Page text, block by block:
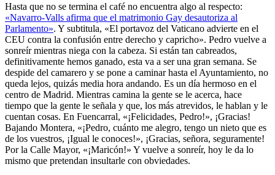
Hasta que no se termina el café no encuentra algo al respecto:
«Navarro-Valls afirma que el matrimonio Gay desautoriza al
Parlamento». Y subtitula, «El portavoz del Vaticano advierte en el
CEU contra la confusión entre derecho y capricho». Pedro vuelve a
sonreír mientras niega con la cabeza. Si están tan cabreados,
definitivamente hemos ganado, esta va a ser una gran semana. Se
despide del camarero y se pone a caminar hasta el Ayuntamiento, no
queda lejos, quizás media hora andando. Es un día hermoso en el
centro de Madrid. Mientras camina la gente se le acerca, hace
tiempo que la gente le señala y que, los más atrevidos, le hablan y le
cuentan cosas. En Fuencarral, «¡Felicidades, Pedro!», ¡Gracias!
Bajando Montera, «¡Pedro, cuánto me alegro, tengo un nieto que es
de los vuestros, ¡Igual le conoces!», ¡Gracias, señora, seguramente!
Por la Calle Mayor, «¡Maricón!» Y vuelve a sonreír, hoy le da lo
mismo que pretendan insultarle con obviedades.